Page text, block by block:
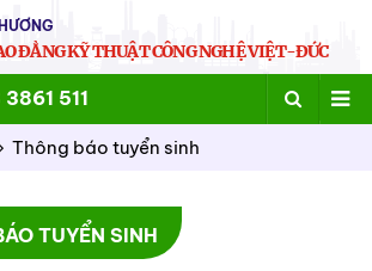
ĐẲNG KỸ THUẬT CÔNG NGHỆ VIỆT-ĐỨC
511
Thông báo tuyển sinh
TUYỂN SINH